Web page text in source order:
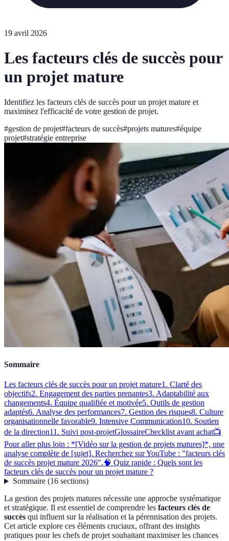
19 avril 2026
Les facteurs clés de succès pour
un projet mature
Identifiez les facteurs clés de succès pour un projet mature et
maximisez l'efficacité de votre gestion de projet.
#gestion de projet#facteurs de succès#projets matures#équipe
projet#stratégie entreprise
Sommaire
Les facteurs clés de succès pour un projet mature1. Clarté des
objectifs2. Engagement des parties prenantes3. Adaptabilité aux
changements4. Équipe qualifiée et motivée5. Outils de gestion
adaptés6. Analyse des performances7. Gestion des risques8. Culture
organisationnelle favorable9. Intensive Communication10. Soutien
de la direction11. Suivi post-projetGlossaireChecklist avant achat📺
Pour aller plus loin : *[Vidéo sur la gestion de projets matures]*, une
analyse complète de [sujet]. Recherchez sur YouTube : "facteurs clés
de succès projet mature 2026".🧠 Quiz rapide : Quels sont les
facteurs clés de succès pour un projet mature ?
Sommaire(16 sections)
La gestion des projets matures nécessite une approche systématique
et stratégique. Il est essentiel de comprendre les facteurs clés de
succès qui influent sur la réalisation et la pérennisation des projets.
Cet article explore ces éléments cruciaux, offrant des insights
pratiques pour les chefs de projet souhaitant maximiser les chances